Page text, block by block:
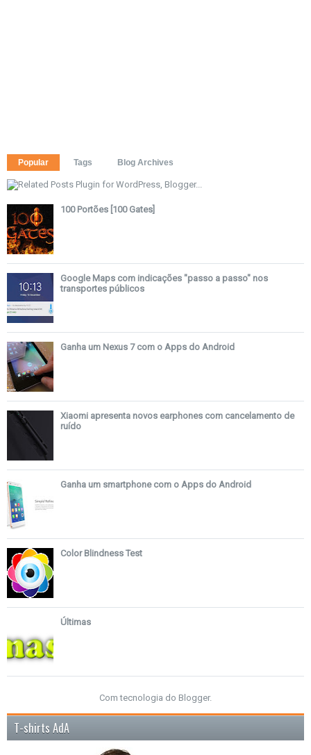
Popular Tags Blog Archives
100 Portões [100 Gates]
Google Maps com indicações "passo a passo" nos
transportes públicos
Ganha um Nexus 7 com o Apps do Android
Xiaomi apresenta novos earphones com cancelamento de
ruído
Ganha um smartphone com o Apps do Android
Color Blindness Test
Últimas
Com tecnologia do Blogger.
T-shirts AdA